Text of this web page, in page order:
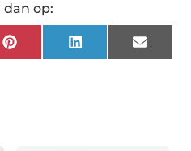
dan op:
PinterestLinkedInEmail